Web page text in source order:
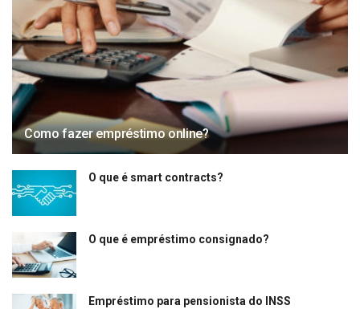
Como fazer empréstimo online?
O que é smart contracts?
O que é empréstimo consignado?
Empréstimo para pensionista do INSS